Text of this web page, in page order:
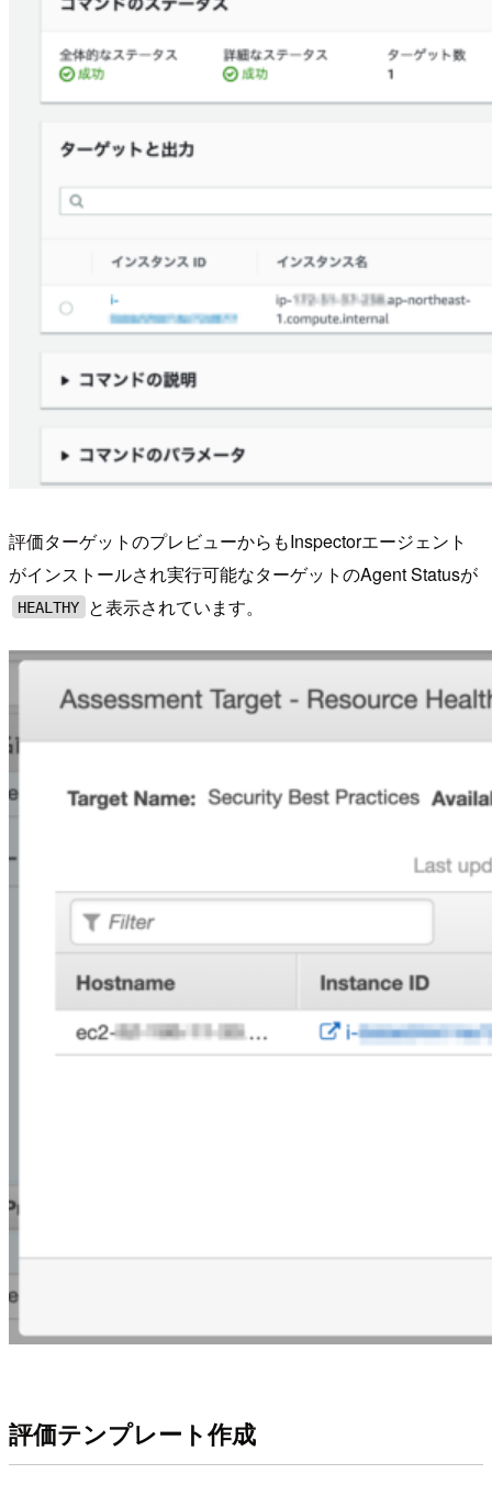
評価ターゲットのプレビューからもInspectorエージェント
がインストールされ実行可能なターゲットのAgent Statusが
HEALTHY と表示されています。
評価テンプレート作成